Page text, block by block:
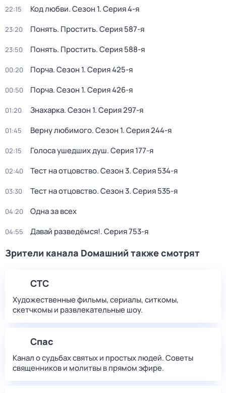
22:15 Код любви. Сезон 1. Серия 4-я
23:20 Понять. Простить. Серия 587-я
23:50 Понять. Простить. Серия 588-я
00:20 Порча. Сезон 1. Серия 425-я
00:50 Порча. Сезон 1. Серия 426-я
01:20 Знaхaрка. Сезон 1. Серия 297-я
01:45 Bерну любимогo. Сезон 1. Серия 244-я
02:15 Голocа ушедших душ. Серия 177-я
02:40 Тест на отцовство. Сезон 3. Серия 534-я
03:30 Тест на отцовство. Сезон 3. Серия 535-я
04:20 Одна за всех
04:55 Давай рaзвeдёмся!. Серия 753-я
Зрители канала Dомашний также смотрят
СТС
Художественные фильмы, сериалы, ситкомы,
скетчкомы и развлекательные шоу.
Спас
Канал о судьбах святых и простых людей. Советы
священников и молитвы в прямом эфире.